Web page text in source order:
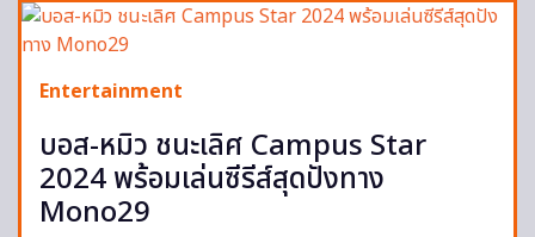
Entertainment
บอส-หมิว ชนะเลิศ Campus Star
2024 พร้อมเล่นซีรีส์สุดปังทาง
Mono29